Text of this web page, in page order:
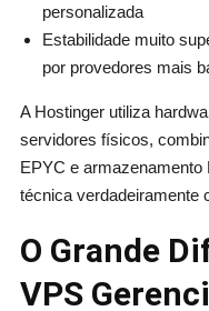
personalizada
Estabilidade muito
por provedores mais
A Hostinger utiliza
servidores físicos,
EPYC e
técnica verdadeiramente
O Grande
VPS